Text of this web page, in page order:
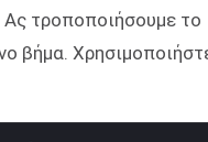
τροποποιήσουμε το
βήμα.